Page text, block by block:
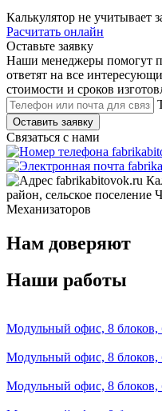
Калькулятор не учитывает
Расчитать онлайн
Оставьте заявку
Наши менеджеры помогут
ответят на все
стоимости и сроков
Оставить заявку
Связаться с нами
район, сельское поселение
Механизаторов
Нам доверяют
Наши работы
Модульный офис, 8
Модульный офис, 8
Модульный офис, 8